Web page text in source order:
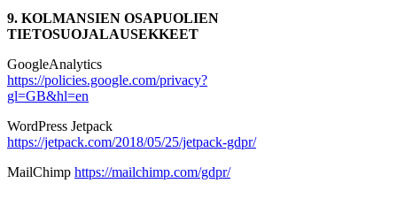
9. KOLMANSIEN OSAPUOLIEN
TIETOSUOJALAUSEKKEET
GoogleAnalytics
https://policies.google.com/privacy?
gl=GB&hl=en
WordPress Jetpack
https://jetpack.com/2018/05/25/jetpack-gdpr/
MailChimp https://mailchimp.com/gdpr/